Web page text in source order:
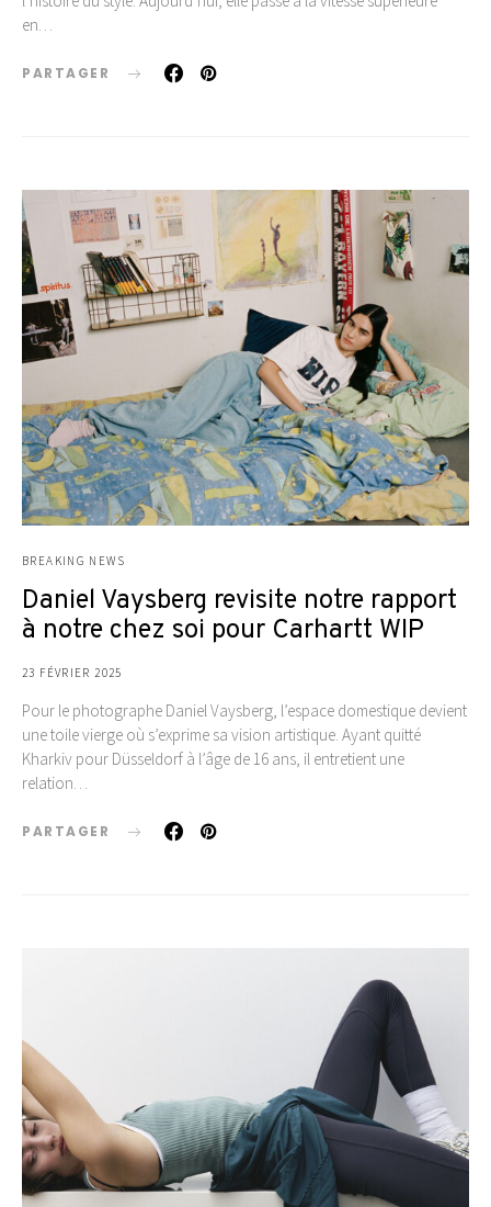
en…
PARTAGER
BREAKING NEWS
Daniel Vaysberg revisite notre rapport
à notre chez soi pour Carhartt WIP
23 FÉVRIER 2025
Pour le photographe Daniel Vaysberg, l’espace domestique devient
une toile vierge où s’exprime sa vision artistique. Ayant quitté
Kharkiv pour Düsseldorf à l’âge de 16 ans, il entretient une
relation…
PARTAGER